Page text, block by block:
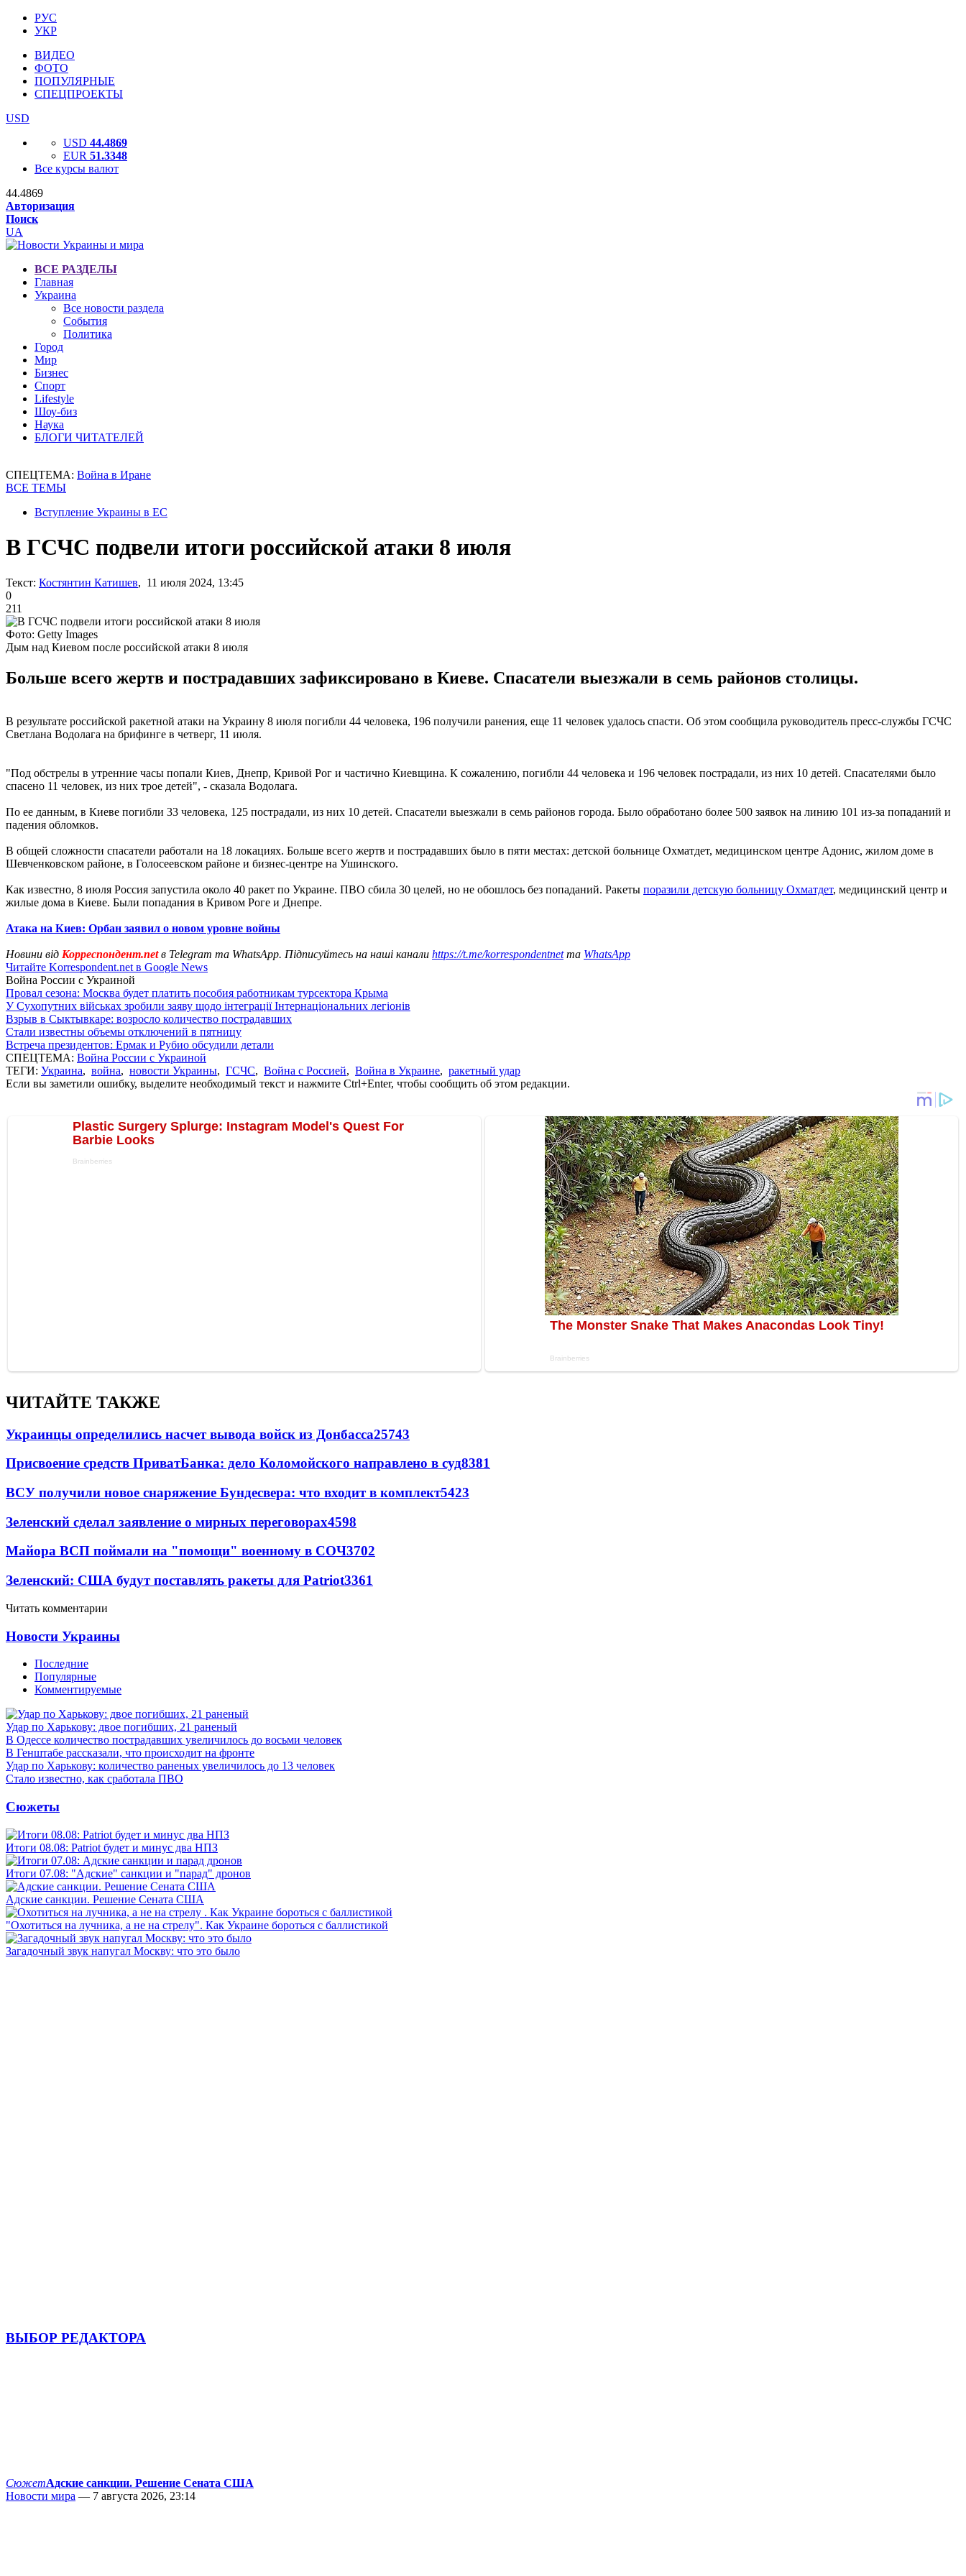
РУС
УКР
ВИДЕО
ФОТО
ПОПУЛЯРНЫЕ
СПЕЦПРОЕКТЫ
USD
USD 44.4869
EUR 51.3348
Все курсы валют
44.4869
Авторизация
Поиск
UA
ВСЕ РАЗДЕЛЫ
Главная
Украина
Все новости раздела
События
Политика
Город
Мир
Бизнес
Спорт
Lifestyle
Шоу-биз
Наука
БЛОГИ ЧИТАТЕЛЕЙ
СПЕЦТЕМА: Война в Иране
ВСЕ ТЕМЫ
Вступление Украины в ЕС
В ГСЧС подвели итоги российской атаки 8 июля
Текст: Костянтин Катишев, 11 июля 2024, 13:45
0
211
Фото: Getty Images
Дым над Киевом после российской атаки 8 июля
Больше всего жертв и пострадавших зафиксировано в Киеве. Спасатели выезжали в семь районов столицы.
В результате российской ракетной атаки на Украину 8 июля погибли 44 человека, 196 получили ранения, еще 11 человек удалось спасти. Об этом сообщила руководитель пресс-службы ГСЧС
Светлана Водолага на брифинге в четверг, 11 июля.
"Под обстрелы в утренние часы попали Киев, Днепр, Кривой Рог и частично Киевщина. К сожалению, погибли 44 человека и 196 человек пострадали, из них 10 детей. Спасателями было
спасено 11 человек, из них трое детей", - сказала Водолага.
По ее данным, в Киеве погибли 33 человека, 125 пострадали, из них 10 детей. Спасатели выезжали в семь районов города. Было обработано более 500 заявок на линию 101 из-за попаданий и
падения обломков.
В общей сложности спасатели работали на 18 локациях. Больше всего жертв и пострадавших было в пяти местах: детской больнице Охматдет, медицинском центре Адонис, жилом доме в
Шевченковском районе, в Голосеевском районе и бизнес-центре на Ушинского.
Как известно, 8 июля Россия запустила около 40 ракет по Украине. ПВО сбила 30 целей, но не обошлось без попаданий. Ракеты поразили детскую больницу Охматдет, медицинский центр и
жилые дома в Киеве. Были попадания в Кривом Роге и Днепре.
Атака на Киев: Орбан заявил о новом уровне войны
Новини від Корреспондент.netв Telegram та WhatsApp. Підписуйтесь на наші канали https://t.me/korrespondentnetта WhatsApp
Читайте Korrespondent.net в Google News
Война России с Украиной
Провал сезона: Москва будет платить пособия работникам турсектора Крыма
У Сухопутних військах зробили заяву щодо інтеграції Інтернаціональних легіонів
Взрыв в Сыктывкаре: возросло количество пострадавших
Стали известны объемы отключений в пятницу
Встреча президентов: Ермак и Рубио обсудили детали
СПЕЦТЕМА: Война России с Украиной
ТЕГИ: Украина, война, новости Украины, ГСЧС, Война с Россией, Война в Украине, ракетный удар
Если вы заметили ошибку, выделите необходимый текст и нажмите Ctrl+Enter, чтобы сообщить об этом редакции.
ЧИТАЙТЕ ТАКЖЕ
Украинцы определились насчет вывода войск из Донбасса25743
Присвоение средств ПриватБанка: дело Коломойского направлено в суд8381
ВСУ получили новое снаряжение Бундесвера: что входит в комплект5423
Зеленский сделал заявление о мирных переговорах4598
Майора ВСП поймали на "помощи" военному в СОЧ3702
Зеленский: США будут поставлять ракеты для Patriot3361
Читать комментарии
Новости Украины
Последние
Популярные
Комментируемые
Удар по Харькову: двое погибших, 21 раненый
В Одессе количество пострадавших увеличилось до восьми человек
В Генштабе рассказали, что происходит на фронте
Удар по Харькову: количество раненых увеличилось до 13 человек
Стало известно, как сработала ПВО
Сюжеты
Итоги 08.08: Patriot будет и минус два НПЗ
Итоги 07.08: "Адские" санкции и "парад" дронов
Адские санкции. Решение Сената США
"Охотиться на лучника, а не на стрелу". Как Украине бороться с баллистикой
Загадочный звук напугал Москву: что это было
ВЫБОР РЕДАКТОРА
СюжетАдские санкции. Решение Сената США
Новости мира — 7 августа 2026, 23:14